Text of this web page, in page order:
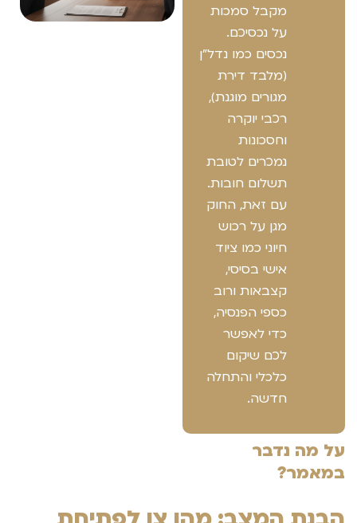
מקבל סמכות
על נכסיכם.
נכסים כמו נדל"ן
(מלבד דירת
מגורים מוגנת),
רכבי יוקרה
וחסכונות
נמכרים לטובת
תשלום חובות.
עם זאת, החוק
מגן על רכוש
חיוני כמו ציוד
אישי בסיסי,
קצבאות ורוב
כספי הפנסיה,
כדי לאפשר
לכם שיקום
כלכלי והתחלה
חדשה.
על מה נדבר
במאמר?